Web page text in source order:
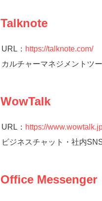
Talknote
URL： https://talknote.com/
カルチャーマネジメントツ
WowTalk
URL： https://
ビジネスチャット・社内
Office Messenger